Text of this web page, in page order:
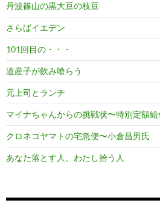
丹波篠山の黒大豆の枝豆
さらばイエデン
101回目の・・・
道産子が飲み喰らう
元上司とランチ
マイナちゃんからの挑戦状〜特別定額
クロネコヤマトの宅急便〜小倉昌男氏
あなた落とす人、わたし拾う人